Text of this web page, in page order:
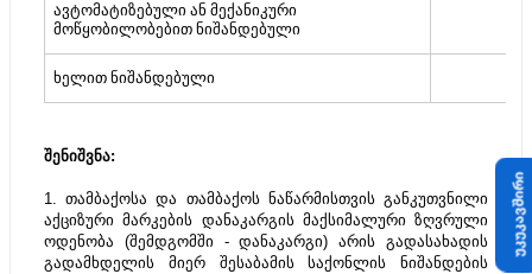
ავტომატიზებული ან მექანიკური
მოწყობილობებით ნიშანდებული
ხელით ნიშანდებული
შენიშვნა:
1. თამბაქოსა და თამბაქოს ნაწარმისთვის განკუთვნილი
აქციზური მარკების დანაკარგის მაქსიმალური ზღვრული
ოდენობა (შემდგომში - დანაკარგი) არის გადასახადის
გადამხდელის მიერ შესაბამის საქონლის ნიშანდების
უკუკავშირი